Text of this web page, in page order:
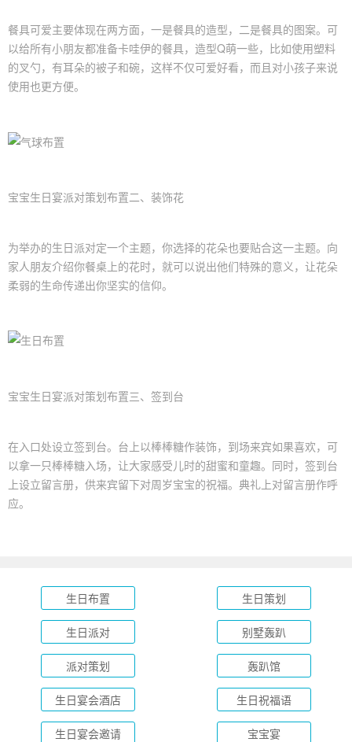
餐具可爱主要体现在两方面，一是餐具的造型，二是餐具的图案。可
以给所有小朋友都准备卡哇伊的餐具，造型Q萌一些，比如使用塑料
的叉勺，有耳朵的被子和碗，这样不仅可爱好看，而且对小孩子来说
使用也更方便。
宝宝生日宴派对策划布置二、装饰花
为举办的生日派对定一个主题，你选择的花朵也要贴合这一主题。向
家人朋友介绍你餐桌上的花时，就可以说出他们特殊的意义，让花朵
柔弱的生命传递出你坚实的信仰。
宝宝生日宴派对策划布置三、签到台
在入口处设立签到台。台上以棒棒糖作装饰，到场来宾如果喜欢，可
以拿一只棒棒糖入场，让大家感受儿时的甜蜜和童趣。同时，签到台
上设立留言册，供来宾留下对周岁宝宝的祝福。典礼上对留言册作呼
应。
生日布置 生日策划
生日派对 别墅轰趴
派对策划 轰趴馆
生日宴会酒店 生日祝福语
生日宴会邀请 宝宝宴